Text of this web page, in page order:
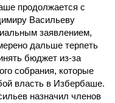
продолжается с
Васильеву
заявлением,
дальше терпеть
бюджет из-за
собрания, которые
власть в Избербаше.
назначил членов